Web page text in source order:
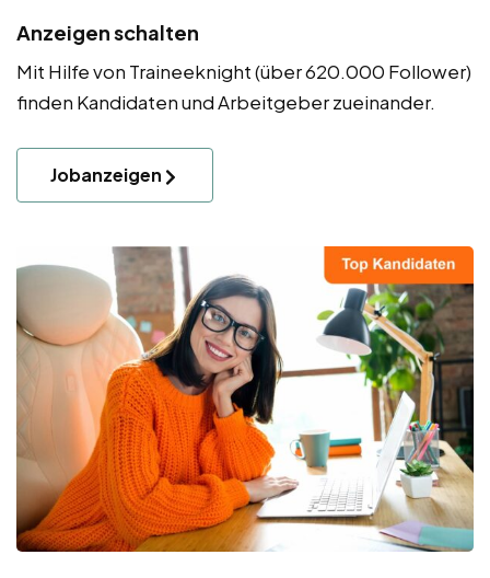
Anzeigen schalten
Mit Hilfe von Traineeknight (über 620.000 Follower)
finden Kandidaten und Arbeitgeber zueinander.
Jobanzeigen